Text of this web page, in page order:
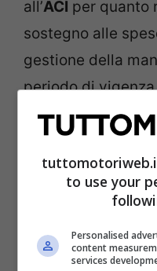
all’ACI per quanto
sostegno alle
gestione della
periodo di
concessione con
milioni di euro ad
2025.
storia
to use your
Personalised
content
services